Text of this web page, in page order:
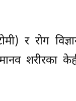
र रोग
शरीरका